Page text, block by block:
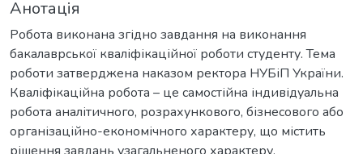
Анотація
Робота виконана згідно завдання на виконання
бакалаврської кваліфікаційної роботи студенту. Тема
роботи затверджена наказом ректора НУБіП України.
Кваліфікаційна робота – це самостійна індивідуальна
робота аналітичного, розрахункового, бізнесового або
організаційно-економічного характеру, що містить